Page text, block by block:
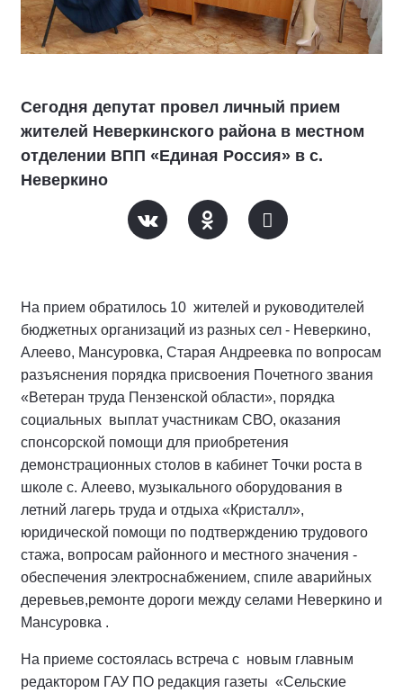
Сегодня депутат провел личный прием
жителей Неверкинского района в местном
отделении ВПП «Единая Россия» в с.
Неверкино
На прием обратилось 10 жителей и руководителей
бюджетных организаций из разных сел - Неверкино,
Алеево, Мансуровка, Старая Андреевка по вопросам
разъяснения порядка присвоения Почетного звания
«Ветеран труда Пензенской области», порядка
социальных выплат участникам СВО, оказания
спонсорской помощи для приобретения
демонстрационных столов в кабинет Точки роста в
школе с. Алеево, музыкального оборудования в
летний лагерь труда и отдыха «Кристалл»,
юридической помощи по подтверждению трудового
стажа, вопросам районного и местного значения -
обеспечения электроснабжением, спиле аварийных
деревьев,ремонте дороги между селами Неверкино и
Мансуровка .
На приеме состоялась встреча с новым главным
редактором ГАУ ПО редакция газеты «Сельские